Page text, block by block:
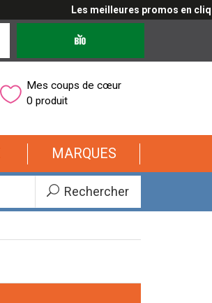
Les meilleures promos en cliquant ici
Mes coups de cœur
0 produit
MARQUES
Rechercher